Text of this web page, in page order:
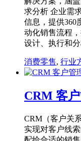
求分析 企业需
信息，提供360
动化销售流程
设计、执行和
消费零售, 行业
CRM 客
CRM（客户关
实现对客户线